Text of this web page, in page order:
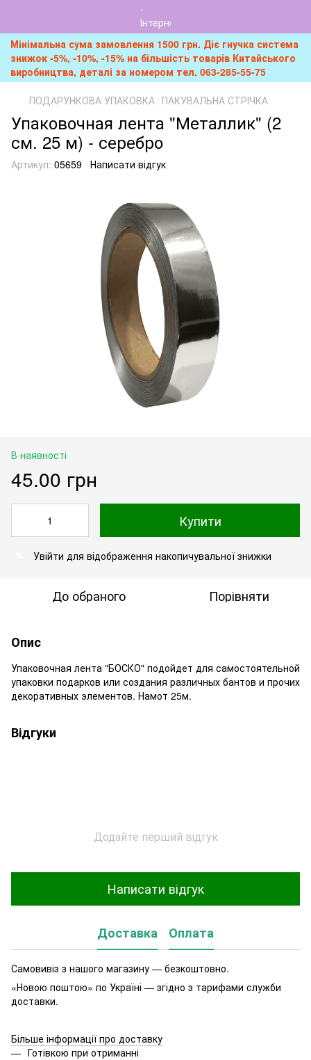
Мінімальна сума замовлення 1500 грн. Діє гнучка система
знижок -5%, -10%, -15% на більшість товарів Китайського
виробництва, деталі за номером тел. 063-285-55-75
ПОДАРУНКОВА УПАКОВКА ПАКУВАЛЬНА СТРІЧКА
Упаковочная лента "Металлик" (2
см. 25 м) - серебро
Артикул: 05659 Написати відгук
В наявності
45.00 грн
Купити
Увійти для відображення накопичувальної знижки
До обраного Порівняти
Опис
Упаковочная лента "БОСКО" подойдет для самостоятельной
упаковки подарков или создания различных бантов и прочих
декоративных элементов. Намот 25м.
Відгуки
Додайте перший відгук
Написати відгук
Доставка Оплата
Самовивіз з нашого магазину — безкоштовно.
«Новою поштою» по Україні — згідно з тарифами служби
доставки.
Більше інформації про доставку
Готівкою при отриманні